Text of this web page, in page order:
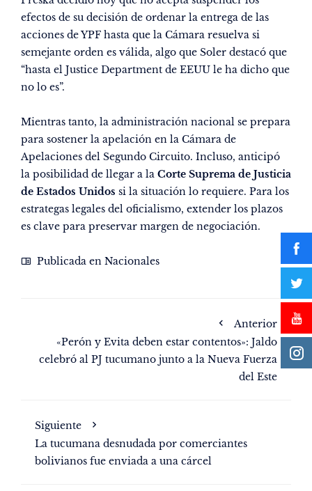
efectos de su decisión de ordenar la entrega de las
acciones de YPF hasta que la Cámara resuelva si
semejante orden es válida, algo que Soler destacó que
“hasta el Justice Department de EEUU le ha dicho que
no lo es”.
Mientras tanto, la administración nacional se prepara
para sostener la apelación en la Cámara de
Apelaciones del Segundo Circuito. Incluso, anticipó
la posibilidad de llegar a la Corte Suprema de Justicia
de Estados Unidos si la situación lo requiere. Para los
estrategas legales del oficialismo, extender los plazos
es clave para preservar margen de negociación.
Publicada en Nacionales
Anterior
«Perón y Evita deben estar contentos»: Jaldo
celebró al PJ tucumano junto a la Nueva Fuerza
del Este
Siguiente
La tucumana desnudada por comerciantes
bolivianos fue enviada a una cárcel